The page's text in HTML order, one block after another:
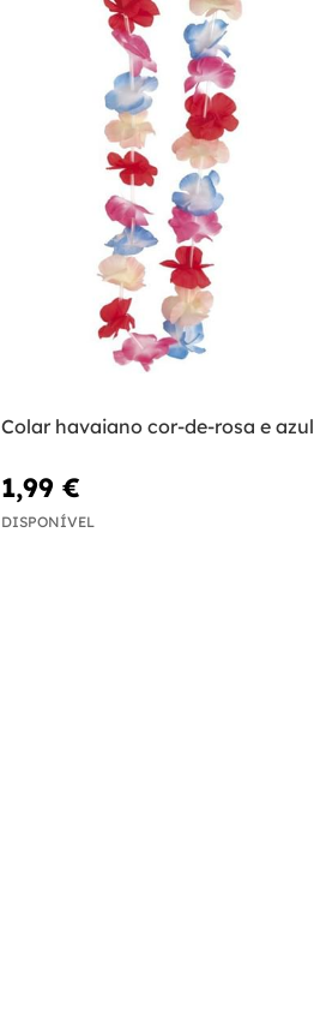
Colar havaiano cor-de-rosa e azul
1,99 €
DISPONÍVEL